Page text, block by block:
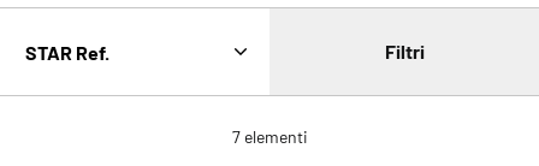
7elementi
Filtri